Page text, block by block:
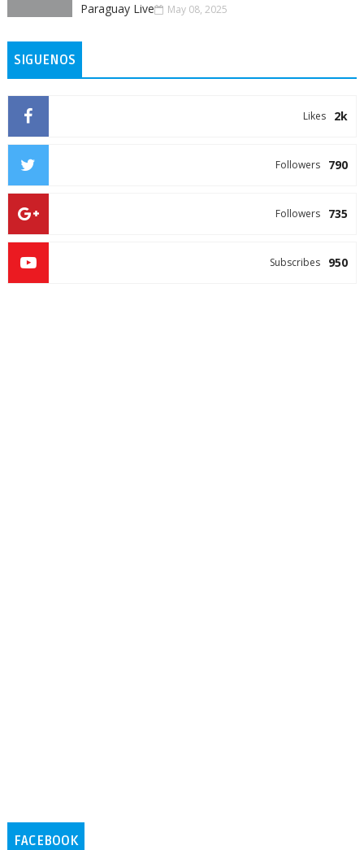
Paraguay Live May 08, 2025
SIGUENOS
2k
Likes
790
Followers
735
Followers
950
Subscribes
FACEBOOK